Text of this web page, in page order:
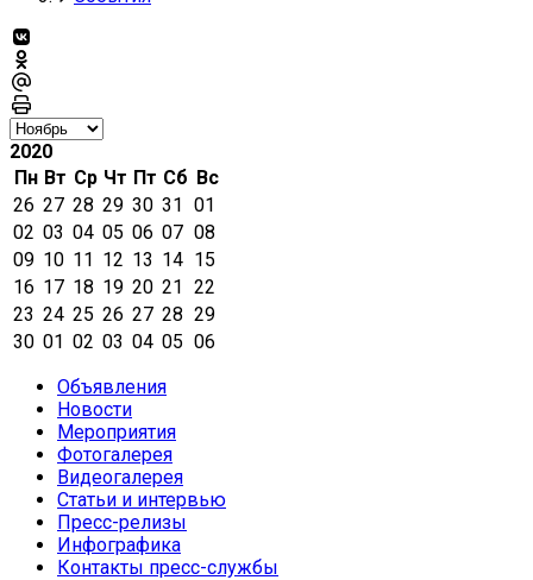
2020
Пн Вт Ср Чт Пт Сб Вс
26 27 28 29 30 31 01
02 03 04 05 06 07 08
09 10 11 12 13 14 15
16 17 18 19 20 21 22
23 24 25 26 27 28 29
30 01 02 03 04 05 06
Объявления
Новости
Мероприятия
Фотогалерея
Видеогалерея
Статьи и интервью
Пресс-релизы
Инфографика
Контакты пресс-службы